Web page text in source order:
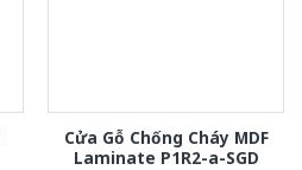
Cửa Gỗ Chống Cháy MDF
Laminate P1R2-a-SGD